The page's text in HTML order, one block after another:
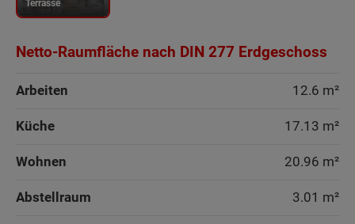
Terrasse
Netto-Raumfläche nach DIN 277 Erdgeschoss
Arbeiten 12.6 m²
Küche 17.13 m²
Wohnen 20.96 m²
Abstellraum 3.01 m²